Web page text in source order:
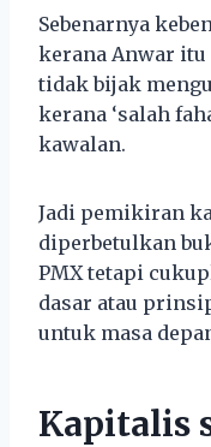
Sebenarnya
kerana Anwar itu
tidak bijak
kerana ‘salah
kawalan.
Jadi pemikiran
diperbetulkan
PMX tetapi
dasar atau
untuk masa
Kapitalis